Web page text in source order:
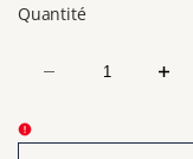
Quantité